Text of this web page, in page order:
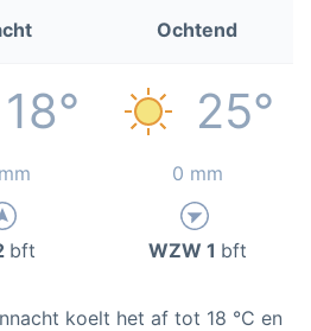
Ochtend
18° 25°
0 mm
bft WZW 1 bft
koelt het af tot 18 °C en